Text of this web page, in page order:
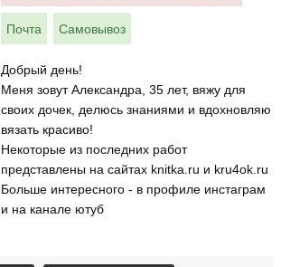
Почта Самовывоз
Добрый день!
Меня зовут Александра, 35 лет, вяжу для
своих дочек, делюсь знаниями и вдохновляю
вязать красиво!
Некоторые из последних работ
представлены на сайтах knitka.ru и kru4ok.ru
Больше интересного - в профиле инстаграм
и на канале ютуб